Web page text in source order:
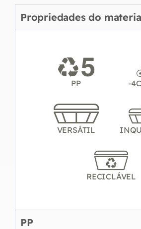
Propriedades do
PP -
VERSÁTIL
RECICLÁVEL
PP